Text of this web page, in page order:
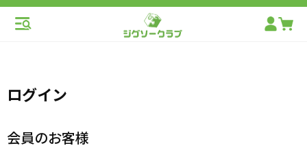
ログイン
会員のお客様